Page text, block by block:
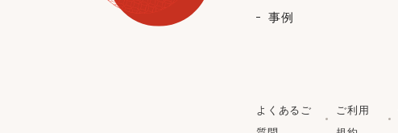
事例
よくあるご
ご利用